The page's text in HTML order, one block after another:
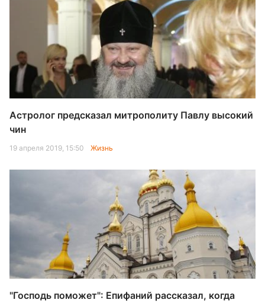
Астролог предсказал митрополиту Павлу высокий
чин
19 апреля 2019, 15:50 Жизнь
"Господь поможет": Епифаний рассказал, когда